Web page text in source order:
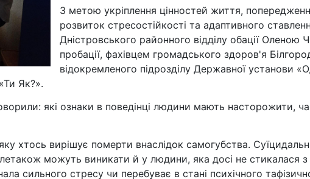
З метою укріплення цінностей життя,
розвиток стресостійкості та адаптивного
Дністровського районного відділу обації Оленою
пробації, фахівцем громадського здоров'я
відокремленого підрозділу Державної установи
Як?».
які ознаки в поведінці людини мають насторожити,
хтось вирішує померти внаслідок самогубства.
можуть виникати й у людини, яка досі не стикалася
сильного стресу чи перебуває в стані психічного